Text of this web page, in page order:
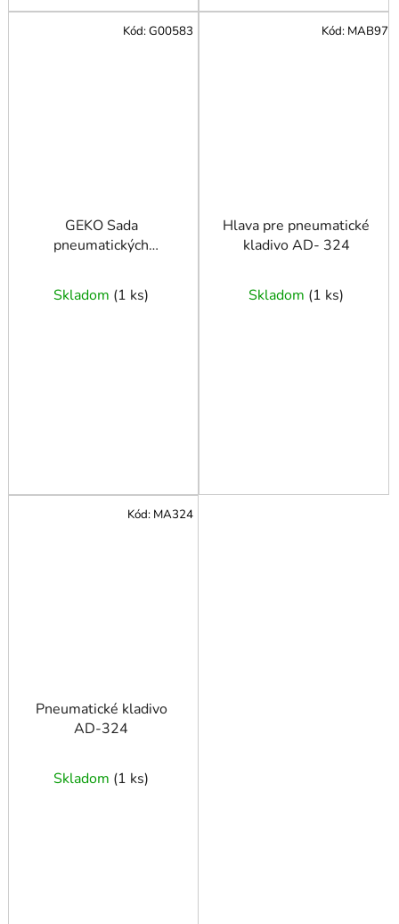
GEKO Sada
pneumatických
Skladom (1 ks)
Kód:G00583
Hlava pre pneumatické
kladivo AD- 324
Skladom (1 ks)
Kód: MAB97
Pneumatické kladivo
AD-324
Skladom (1 ks)
Kód: MA324